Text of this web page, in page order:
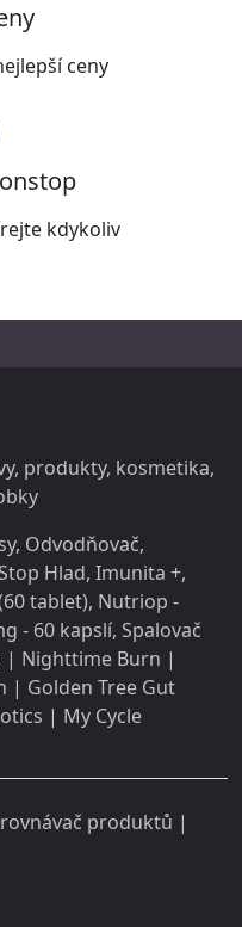
ceny
kdykoliv
produkty, kosmetika,
, Odvodňovač,
Hlad, Imunita +,
tablet), Nutriop -
- 60 kapslí, Spalovač
| Nighttime Burn |
| Golden Tree Gut
| My Cycle
produktů |